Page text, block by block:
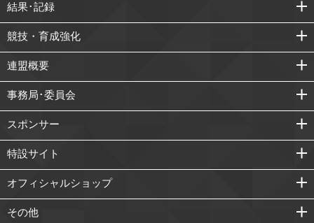
結果･記録
競技・育成強化
連盟概要
事務局･委員会
スポンサー
特設サイト
オフィシャルショップ
その他